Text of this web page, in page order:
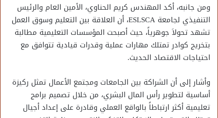
ومن جانبه، أكد المهندس كريم الحناوي، الأمين العام والرئيس
التنفيذي لجامعة ESLSCA، أن العلاقة بين التعليم وسوق العمل
تشهد تحولاَ جوهرياً، حيث أصبحت المؤسسات التعليمية مطالبة
بتخريج كوادر تمتلك مهارات عملية وقدرات قيادية تتوافق مع
احتياجات الاقتصاد الحديث.
وأشار إلى أن الشراكة بين الجامعات ومجتمع الأعمال تمثل ركيزة
أساسية لتطوير رأس المال البشري، من خلال تصميم برامج
تعليمية أكثر ارتباطاً بالواقع العملي وقادرة على إعداد أجيال